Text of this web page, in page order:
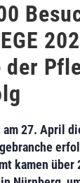
am 27. April
kamen über